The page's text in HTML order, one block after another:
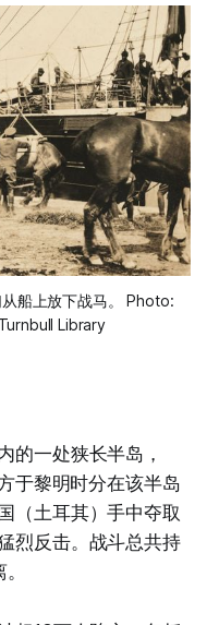
船上放下战马。 Photo:
Library
的一处狭长半岛，
于黎明时分在该半岛
（土耳其）手中夺取
烈反击。战斗总共持